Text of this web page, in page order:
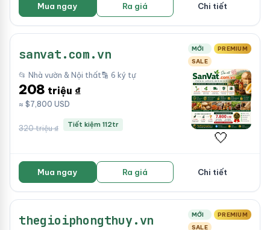
Mua ngay Ra giá Chi tiết
sanvat.com.vn MỚI
PREMIUM
SALE
📂 Nhà vườn & Nội thất🔡 6 ký tự
208 triệu ₫
≈ $7,800 USD
320 triệu ₫ Tiết kiệm 112tr
🤍
Mua ngay Ra giá Chi tiết
thegioiphongthuy.vn MỚI
PREMIUM
SALE